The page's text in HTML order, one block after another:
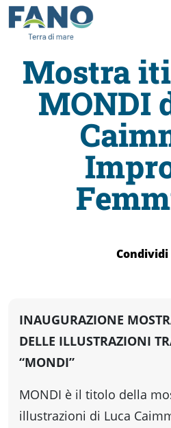
Fano
Visit
Card
fare
Percorsi
storici
Mostra
MONDI
Condividi
INAUGURAZIONE
DELLE ILLUSTRAZIONI
“MONDI”
MONDI è il titolo della
illustrazioni di Luca